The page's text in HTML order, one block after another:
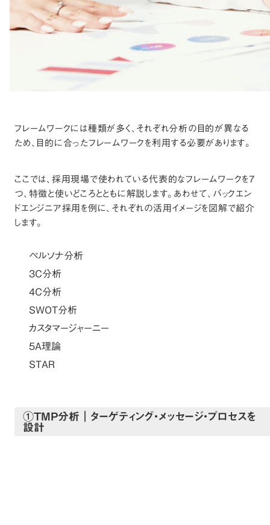
フレームワークには種類が多く、それぞれ分析の目的が異なる
ため、目的に合ったフレームワークを利用する必要があります。
ここでは、採用現場で使われている代表的なフレームワークを7
つ、特徴と使いどころとともに解説します。あわせて、バックエン
ドエンジニア採用を例に、それぞれの活用イメージを図解で紹介
します。
ペルソナ分析
3C分析
4C分析
SWOT分析
カスタマージャーニー
5A理論
STAR
①TMP分析｜ターゲティング・メッセージ・プロセスを
設計